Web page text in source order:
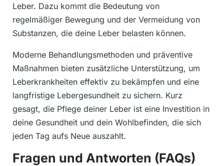
Leber. Dazu kommt die Bedeutung von
regelmäßiger Bewegung und der Vermeidung von
Substanzen, die deine Leber belasten können.
Moderne Behandlungsmethoden und präventive
Maßnahmen bieten zusätzliche Unterstützung, um
Leberkrankheiten effektiv zu bekämpfen und eine
langfristige Lebergesundheit zu sichern. Kurz
gesagt, die Pflege deiner Leber ist eine Investition in
deine Gesundheit und dein Wohlbefinden, die sich
jeden Tag aufs Neue auszahlt.
Fragen und Antworten (FAQs)